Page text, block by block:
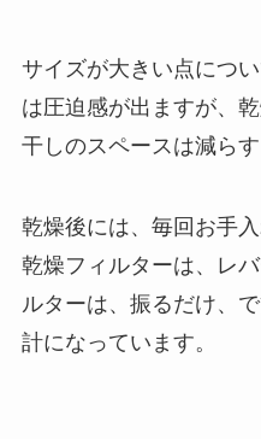
サイズが大きい点につ
は圧迫感が出ますが、
干しのスペースは減らす
乾燥後には、毎回お手
乾燥フィルターは、レ
ルターは、振るだけ、
計になっています。